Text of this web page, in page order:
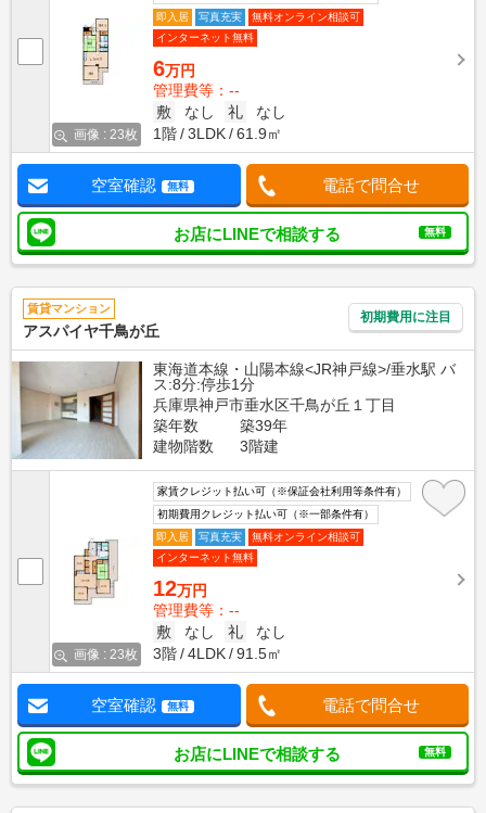
画像 : 23枚
即入居 写真充実
無料オンライン相談可
インターネット無料
6万円
管理費等：--
敷
なし 礼
なし
1階
3LDK 61.9㎡
空室確認 無料 電話で問合せ
お店にLINEで相談する 無料
賃貸マンション
アスパイヤ千鳥が丘
初期費用に注目
東海道本線・山陽本線<JR神戸線>/垂水駅 バ
ス:8分:停歩1分
兵庫県神戸市垂水区千鳥が丘１丁目
築年数
築39年
建物階数
3階建
画像 : 23枚
家賃クレジット払い可（※保証会社利用等条件有）
初期費用クレジット払い可（※一部条件有）
即入居
写真充実
無料オンライン相談可
インターネット無料
12万円
管理費等：--
敷
なし 礼
なし
3階
4LDK 91.5㎡
空室確認 無料 電話で問合せ
お店にLINEで相談する 無料